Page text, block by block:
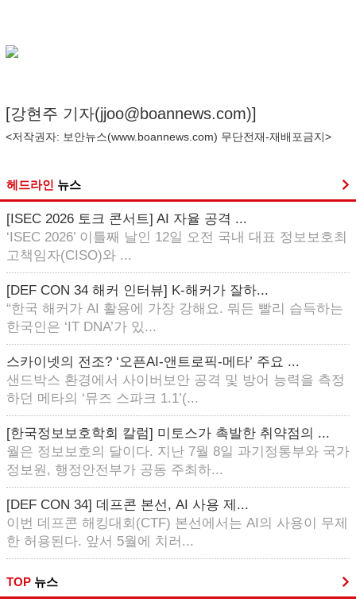
[강현주 기자(jjoo@boannews.com)]
<저작권자: 보안뉴스(www.boannews.com) 무단전재-재배포금지>
헤드라인 뉴스
[ISEC 2026 토크 콘서트] AI 자율 공격 ...
‘ISEC 2026’ 이틀째 날인 12일 오전 국내 대표 정보보호최
고책임자(CISO)와 ...
[DEF CON 34 해커 인터뷰] K-해커가 잘하...
“한국 해커가 AI 활용에 가장 강해요. 뭐든 빨리 습득하는
한국인은 ‘IT DNA’가 있...
스카이넷의 전조? ‘오픈AI-앤트로픽-메타’ 주요 ...
샌드박스 환경에서 사이버보안 공격 및 방어 능력을 측정
하던 메타의 ‘뮤즈 스파크 1.1’(...
[한국정보보호학회 칼럼] 미토스가 촉발한 취약점의 ...
월은 정보보호의 달이다. 지난 7월 8일 과기정통부와 국가
정보원, 행정안전부가 공동 주최하...
[DEF CON 34] 데프콘 본선, AI 사용 제...
이번 데프콘 해킹대회(CTF) 본선에서는 AI의 사용이 무제
한 허용된다. 앞서 5월에 치러...
TOP 뉴스